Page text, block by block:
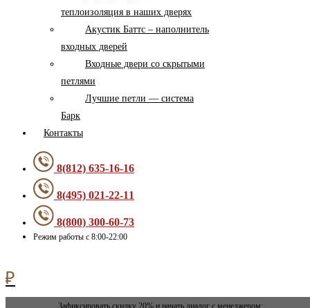
теплоизоляция в наших дверях
Акустик Баттс – наполнитель
входных дверей
Входные двери со скрытыми
петлями
Лучшие петли — система
Барк
Контакты
8(812) 635-16-16
8(495) 021-22-11
8(800) 300-60-73
Режим работы с 8:00-22:00
₽
Зафиксировать скидку 20% и начать диалог с менеджером: